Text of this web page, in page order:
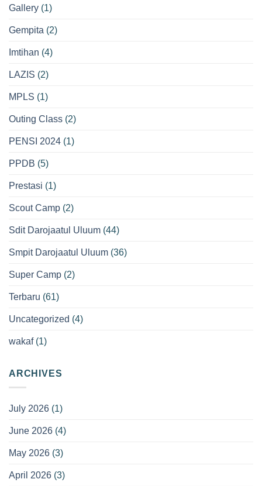
Gallery (1)
Gempita (2)
Imtihan (4)
LAZIS (2)
MPLS (1)
Outing Class (2)
PENSI 2024 (1)
PPDB (5)
Prestasi (1)
Scout Camp (2)
Sdit Darojaatul Uluum (44)
Smpit Darojaatul Uluum (36)
Super Camp (2)
Terbaru (61)
Uncategorized (4)
wakaf(1)
ARCHIVES
July 2026 (1)
June 2026 (4)
May 2026 (3)
April 2026 (3)